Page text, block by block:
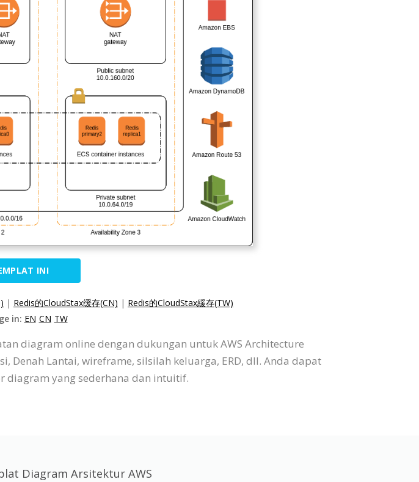
INI
| Redis的CloudStax缓存(CN) | Redis的CloudStax緩存(TW)
in: EN CN TW
diagram online dengan dukungan untuk AWS Architecture
Denah Lantai, wireframe, silsilah keluarga, ERD, dll. Anda dapat
diagram yang sederhana dan intuitif.
Diagram Arsitektur AWS